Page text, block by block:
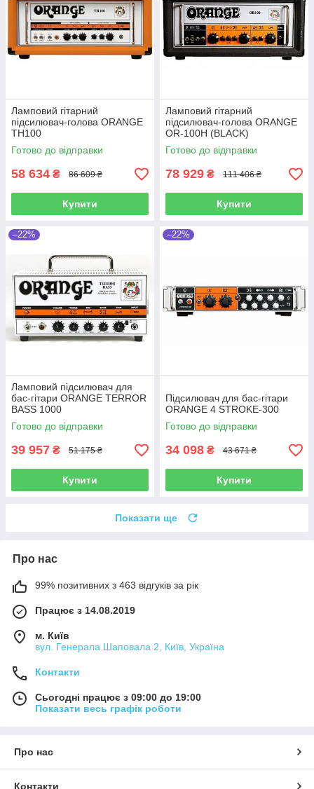
Ламповий гітарний
підсилювач-голова ORANGE
TH100
Готово до відправки
58 634 ₴ 86 609 ₴
Купити
Ламповий гітарний
підсилювач-голова ORANGE
OR-100H (BLACK)
Готово до відправки
78 929 ₴ 111 406 ₴
Купити
–22%
Ламповий підсилювач для
бас-гітари ORANGE TERROR
BASS 1000
Готово до відправки
39 957 ₴ 51 175 ₴
Купити
–22%
Підсилювач для бас-гітари
ORANGE 4 STROKE-300
Готово до відправки
34 098 ₴ 43 671 ₴
Купити
Показати ще
Про нас
99% позитивних з 463 відгуків за рік
Працює з 14.08.2019
м. Київ
вул. Генерала Шаповала 2, Київ, Україна
Контакти
Сьогодні працює з 09:00 до 19:00
Показати весь графік роботи
Про нас
Контакти